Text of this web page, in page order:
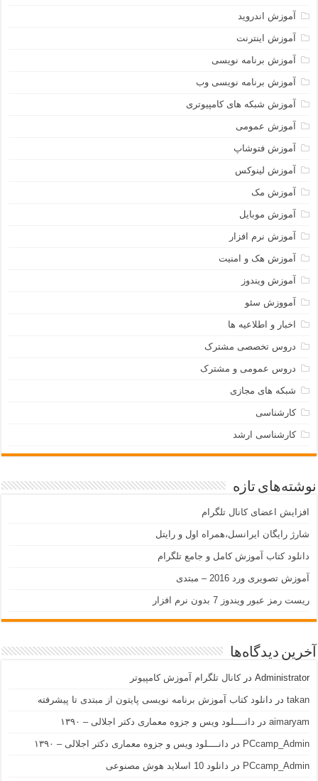
آموزش اندروید
آموزش اینترنت
آموزش برنامه نویسی
آموزش برنامه نویسی وب
آموزش شبکه های کامپیوتری
آموزش عمومی
آموزش فتوشاپ
آموزش لینوکس
آموزش مک
آموزش موبایل
آموزش نرم افزار
آموزش هک و امنیت
آموزش ویندوز
آمووزش سئو
اخبار و اطلاعیه ها
دروس تخصصی مشترک
دروس عمومی و مشترک
شبکه های مجازی
کارشناسی
کارشناسی ارشد
نوشته‌های تازه
افزایش اعضای کانال تلگرام
شارژ رایگان ایرانسل،همراه اول و رایتل
دانلود کتاب آموزش کامل و جامع تلگرام
آموزش تصویری ورد 2016 – مبتدی
ریست رمز عبور ویندوز 7 بدون نرم افزار
آخرین دیدگاه‌ها
Administrator درکانال تلگرام آموزش کامپیوتر
takan در دانلود کتاب آموزش برنامه نویسی پایتون از مبتدی تا پیشرفته
aimaryam در دانــــلود ویس و جزوه معماری دکتر اجلالی – ۱۳۹۰
PCcamp_Admin در دانــــلود ویس و جزوه معماری دکتر اجلالی – ۱۳۹۰
PCcamp_Admin در دانلود 10 اسلاید هوش مصنوعی